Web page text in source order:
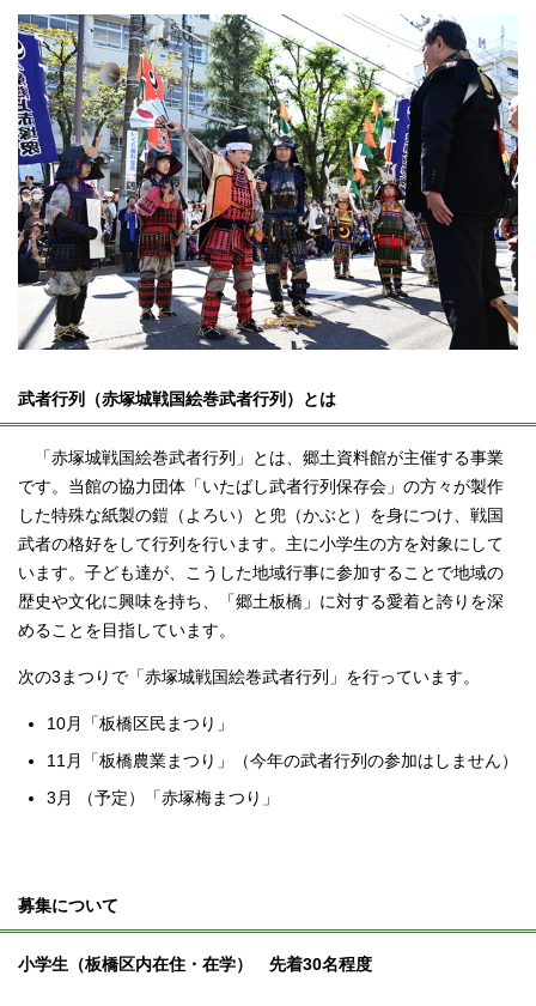
武者行列（赤塚城戦国絵巻武者行列）とは
「赤塚城戦国絵巻武者行列」とは、郷土資料館が主催する事業
です。当館の協力団体「いたばし武者行列保存会」の方々が製作
した特殊な紙製の鎧（よろい）と兜（かぶと）を身につけ、戦国
武者の格好をして行列を行います。主に小学生の方を対象にして
います。子ども達が、こうした地域行事に参加することで地域の
歴史や文化に興味を持ち、「郷土板橋」に対する愛着と誇りを深
めることを目指しています。
次の3まつりで「赤塚城戦国絵巻武者行列」を行っています。
10月「板橋区民まつり」
11月「板橋農業まつり」（今年の武者行列の参加はしません）
3月 （予定）「赤塚梅まつり」
募集について
小学生（板橋区内在住・在学） 先着30名程度